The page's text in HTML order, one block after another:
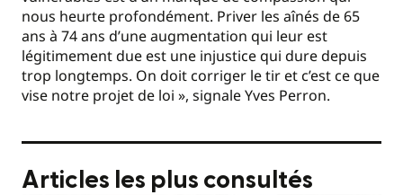
nous heurte profondément. Priver les aînés de 65
ans à 74 ans d’une augmentation qui leur est
légitimement due est une injustice qui dure depuis
trop longtemps. On doit corriger le tir et c’est ce que
vise notre projet de loi », signale Yves Perron.
Articles les plus consultés